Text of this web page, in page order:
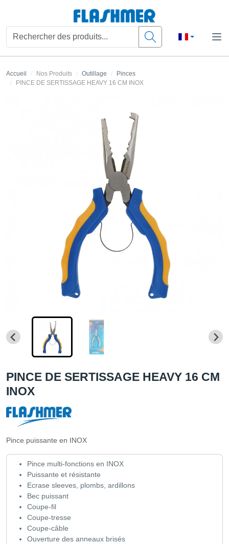
Accueil Nos Produits Outillage
Pinces
PINCE DE SERTISSAGE HEAVY 16 CM INOX
PINCE DE SERTISSAGE HEAVY 16 CM
INOX
Pince puissante en INOX
Pince multi-fonctions en INOX
Puissante et résistante
Ecrase sleeves, plombs, ardillons
Bec puissant
Coupe-fil
Coupe-tresse
Coupe-câble
Ouverture des anneaux brisés